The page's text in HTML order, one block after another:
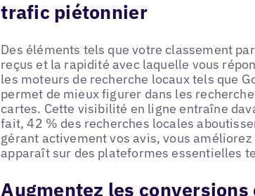
trafic piétonnier
Des éléments tels que votre classement
reçus et la rapidité avec laquelle vous
les moteurs de recherche locaux tels que
permet de mieux figurer dans les
cartes. Cette visibilité en ligne entraîne
fait, 42 % des recherches locales
gérant activement vos avis, vous
apparaît sur des plateformes essentielles
Augmentez les